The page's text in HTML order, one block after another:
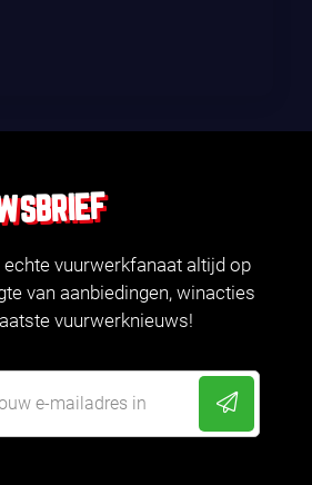
vuurwerkfanaat altijd op
van aanbiedingen, winacties
vuurwerknieuws!